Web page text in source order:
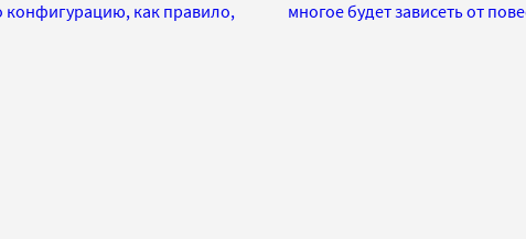
конфигурацию, как правило,
многое будет зависеть от